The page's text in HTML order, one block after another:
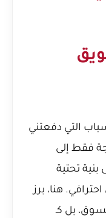
التي دفعتني
فقط إلى
بنية تحتية
هنا، برز
بل كـ